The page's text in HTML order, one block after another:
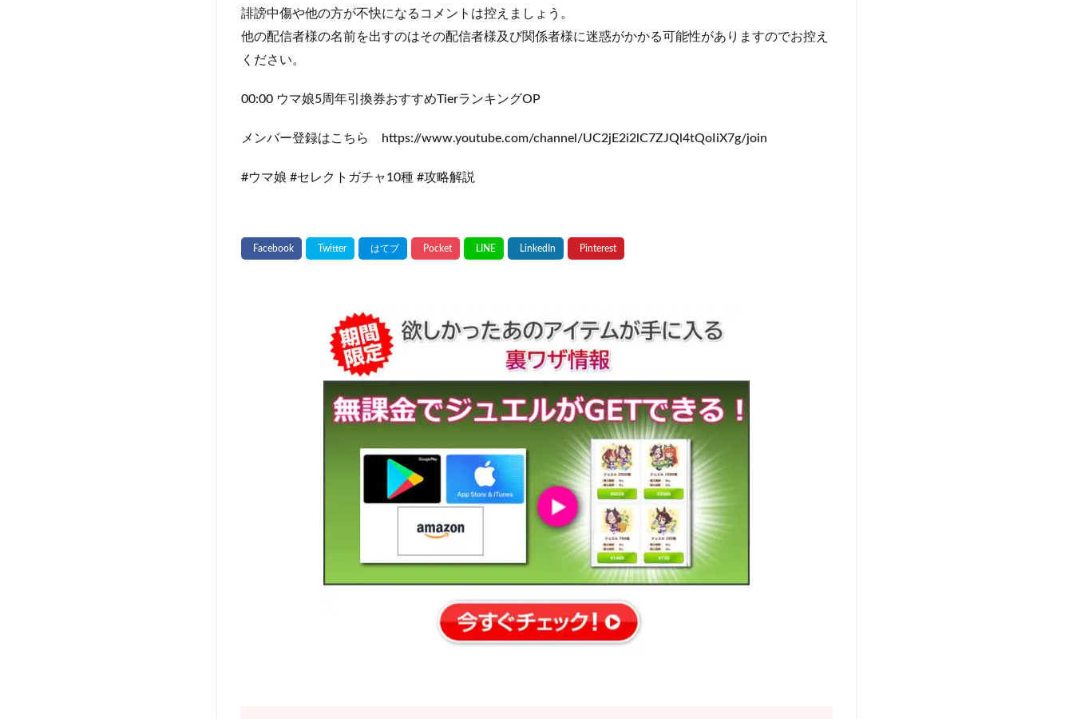
誹謗中傷や他の方が不快になるコメントは控えましょう。
他の配信者様の名前を出すのはその配信者様及び関係者様に迷惑がかかる可能性がありますのでお控え
ください。
00:00 ウマ娘5周年引換券おすすめTierランキングOP
メンバー登録はこちら https://www.youtube.com/channel/UC2jE2i2lC7ZJQl4tQoIiX7g/join
#ウマ娘 #セレクトガチャ10種 #攻略解説